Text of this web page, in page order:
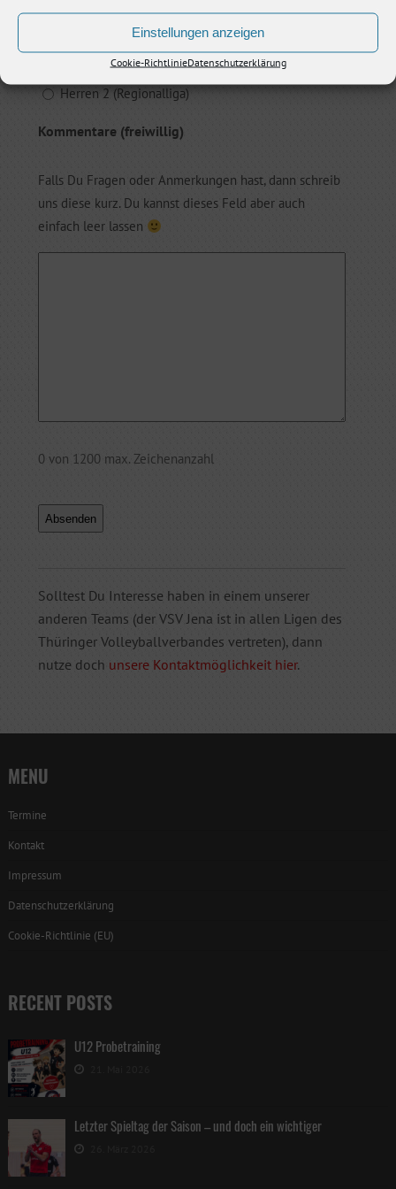
Einstellungen anzeigen
Cookie-RichtlinieDatenschutzerklärung
(erforderlich)
Damen 1 (Dritte Liga)
Herren 2 (Regionalliga)
Kommentare (freiwillig)
Falls Du Fragen oder Anmerkungen hast, dann schreib
uns diese kurz. Du kannst dieses Feld aber auch
einfach leer lassen
0 von 1200 max. Zeichenanzahl
Solltest Du Interesse haben in einem unserer
anderen Teams (der VSV Jena ist in allen Ligen des
Thüringer Volleyballverbandes vertreten), dann
nutze doch unsere Kontaktmöglichkeit hier.
MENU
Termine
Kontakt
Impressum
Datenschutzerklärung
Cookie-Richtlinie (EU)
RECENT POSTS
U12 Probetraining
Letzter Spieltag der Saison – und doch ein wichtiger